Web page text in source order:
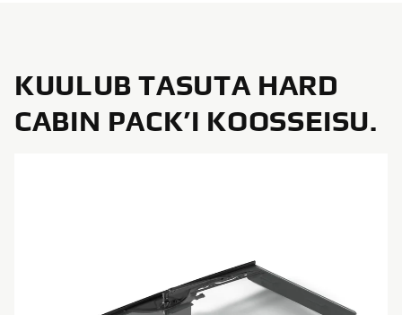
KUULUB TASUTA HARD
CABIN PACK’I KOOSSEISU.